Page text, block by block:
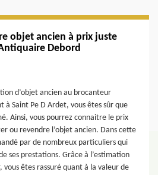
objet ancien à prix juste
Debord
d’objet ancien au brocanteur
à Saint Pe D Ardet, vous êtes sûr que
Ainsi, vous pourrez connaitre le prix
ou revendre l’objet ancien. Dans cette
par de nombreux particuliers qui
ses prestations. Grâce à l’estimation
êtes rassuré quant à la valeur de